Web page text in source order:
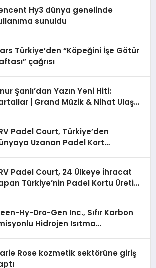
Hy3 dünya genelinde
sunuldu
Türkiye’den “Köpeğini İşe Götür
çağrısı
Şanlı’dan Yazın Yeni Hiti:
| Grand Müzik & Nihat Ulaş
Padel Court, Türkiye’den
Uzanan Padel Kort
Padel Court, 24 Ülkeye İhracat
Türkiye’nin Padel Kortu Üretim
Hy-Dro-Gen Inc., Sıfır Karbon
Hidrojen Isıtma
Rose kozmetik sektörüne giriş